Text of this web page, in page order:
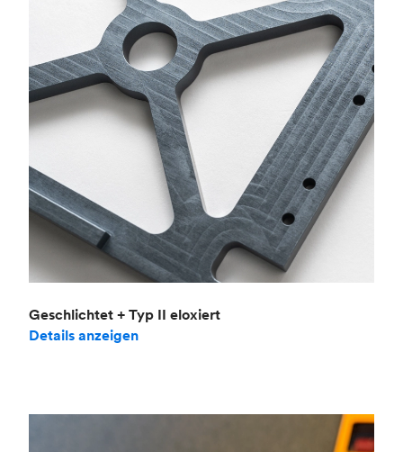
Geschlichtet + Typ II eloxiert
Details anzeigen